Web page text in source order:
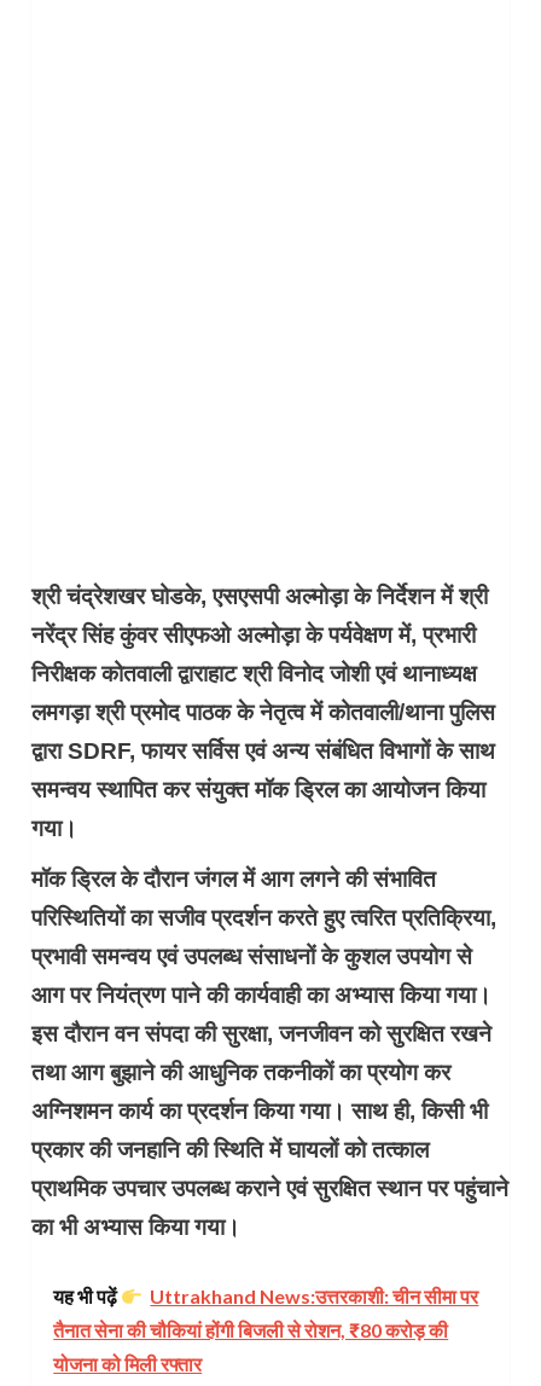
श्री चंद्रेशखर घोडके, एसएसपी अल्मोड़ा के निर्देशन में श्री
नरेंद्र सिंह कुंवर सीएफओ अल्मोड़ा के पर्यवेक्षण में, प्रभारी
निरीक्षक कोतवाली द्वाराहाट श्री विनोद जोशी एवं थानाध्यक्ष
लमगड़ा श्री प्रमोद पाठक के नेतृत्व में कोतवाली/थाना पुलिस
द्वारा SDRF, फायर सर्विस एवं अन्य संबंधित विभागों के साथ
समन्वय स्थापित कर संयुक्त मॉक ड्रिल का आयोजन किया
गया।
मॉक ड्रिल के दौरान जंगल में आग लगने की संभावित
परिस्थितियों का सजीव प्रदर्शन करते हुए त्वरित प्रतिक्रिया,
प्रभावी समन्वय एवं उपलब्ध संसाधनों के कुशल उपयोग से
आग पर नियंत्रण पाने की कार्यवाही का अभ्यास किया गया।
इस दौरान वन संपदा की सुरक्षा, जनजीवन को सुरक्षित रखने
तथा आग बुझाने की आधुनिक तकनीकों का प्रयोग कर
अग्निशमन कार्य का प्रदर्शन किया गया। साथ ही, किसी भी
प्रकार की जनहानि की स्थिति में घायलों को तत्काल
प्राथमिक उपचार उपलब्ध कराने एवं सुरक्षित स्थान पर पहुंचाने
का भी अभ्यास किया गया।
यह भी पढ़ें
Uttrakhand News:​उत्तरकाशी: चीन सीमा पर
तैनात सेना की चौकियां होंगी बिजली से रोशन, ₹80 करोड़ की
योजना को मिली रफ्तार